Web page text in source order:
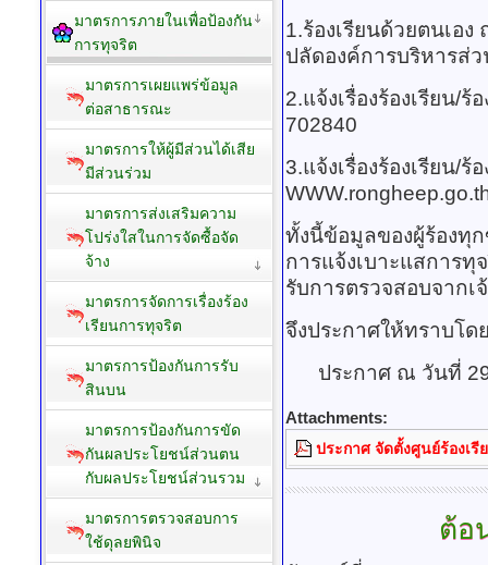
1.ร้องเรียนด้วยตนเอ
ปลัดองค์การบริหารส่
2.แจ้งเรื่องร้องเรียน/
702840
3.แจ้งเรื่องร้องเรียน/
ทั้งนี้ข้อมูลของผู้ร้องทุ
การแจ้งเบาะแสการทุ
รับการตรวจสอบจาก
จึงประกาศให้ทราบโด
ประกาศ ณ วันที่ 29
Attachments:
ประกาศ จัดตั้งศูนย์ร้องเ
ต้อ
มาตรการภายในเพื่อป้องกัน
การทุจริต
มาตรการเผยแพร่ข้อมูล
ต่อสาธารณะ
มาตรการให้ผู้มีส่วนได้เสีย
มีส่วนร่วม
มาตรการส่งเสริมความ
โปร่งใสในการจัดซื้อจัด
จ้าง
มาตรการจัดการเรื่องร้อง
เรียนการทุจริต
มาตรการป้องกันการรับ
สินบน
มาตรการป้องกันการขัด
กันผลประโยชน์ส่วนตน
กับผลประโยชน์ส่วนรวม
มาตรการตรวจสอบการ
ใช้ดุลยพินิจ